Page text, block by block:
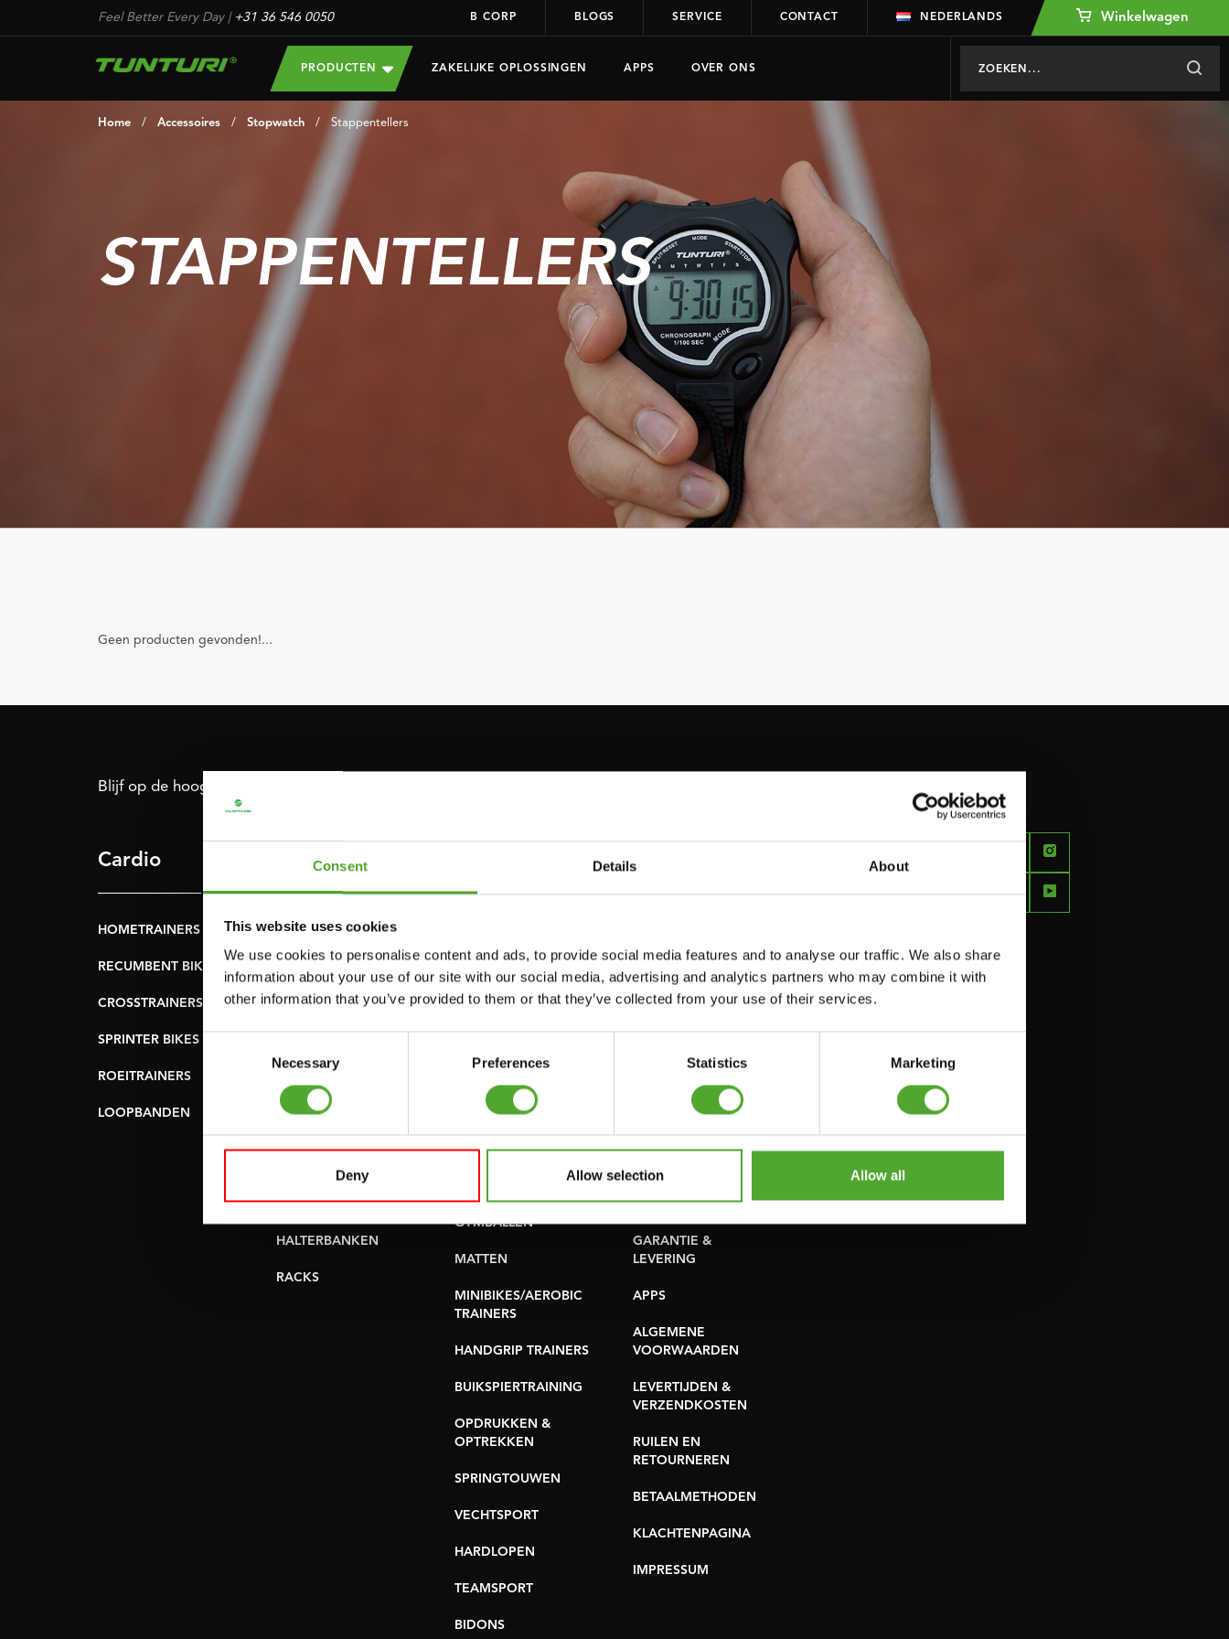
Consent Details About
This website uses cookies
We use cookies to personalise content and ads, to provide social media features and to analyse our traffic. We also share
information about your use of our site with our social media, advertising and analytics partners who may combine it with
other information that you’ve provided to them or that they’ve collected from your use of their services.
Necessary Preferences Statistics Marketing
Deny Allow selection Allow all
Feel Better Every Day| +31 36 546 0050 B CORP BLOGS SERVICE CONTACT NEDERLANDS Winkelwagen
PRODUCTEN ZAKELIJKE OPLOSSINGEN APPS OVER ONS
Home / Accessoires / Stopwatch / Stappentellers
STAPPENTELLERS
Geen producten gevonden!...
Blijf op de hoogte: schrijf je in voor onze nieuwsbrief!
Cardio
HOMETRAINERS
RECUMBENT BIKES
CROSSTRAINERS
SPRINTER BIKES
ROEITRAINERS
LOOPBANDEN
Kracht
POWER TOWERS
BUIK- & RUGTRAINERS
LEVERAGE GYMS
SMITH MACHINES
PULLEY STATIONS
VERSTELBARE
BANKEN
HALTERBANKEN
RACKS
TRAINING
STOPWATCH
WEERSTANDSTRAINING
SNELHEID EN
BEHENDIGHEID
SUPPORT
GYMBALLEN
MATTEN
MINIBIKES/AEROBIC
TRAINERS
HANDGRIP TRAINERS
BUIKSPIERTRAINING
OPDRUKKEN &
OPTREKKEN
SPRINGTOUWEN
VECHTSPORT
HARDLOPEN
TEAMSPORT
BIDONS
Service
HERROEPEN
FAQ
PRODUCTHANDLEIDINGEN
PROBLEEM MELDEN
ONDERDELEN KOPEN
GARANTIE &
LEVERING
APPS
ALGEMENE
VOORWAARDEN
LEVERTIJDEN &
VERZENDKOSTEN
RUILEN EN
RETOURNEREN
BETAALMETHODEN
KLACHTENPAGINA
IMPRESSUM
FEEL
BETTER
EVERY